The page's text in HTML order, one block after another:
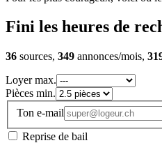
Fini les heures de
36 sources, 349 annonces/mois,
Loyer max.
Pièces min.
Ton e-mail
Reprise de bail